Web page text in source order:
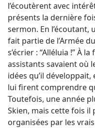
l’écoutèrent avec
présents la dernière
sermon. En
fait partie de l’Armée
s’écrier : “Alléluia !” À
assistants savaient où
idées qu’il
lui firent comprendre
Toutefois, une année
Skien, mais cette fois
organisées par les